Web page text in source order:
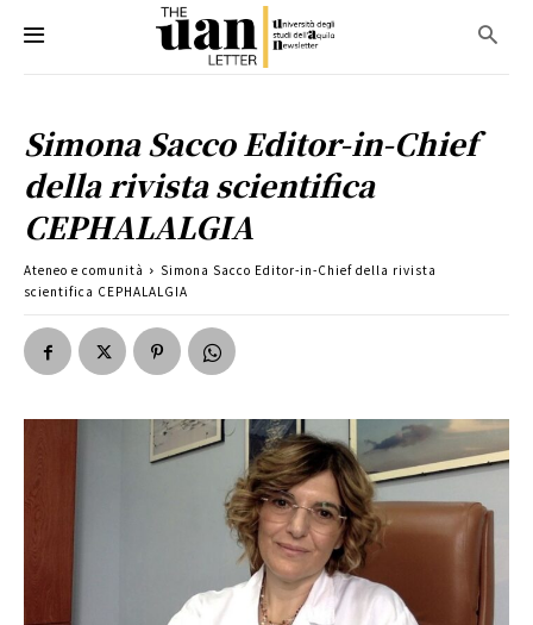
Simona Sacco Editor-in-Chief
della rivista scientifica
CEPHALALGIA
Ateneo e comunità
Simona Sacco Editor-in-Chief della rivista
scientifica CEPHALALGIA